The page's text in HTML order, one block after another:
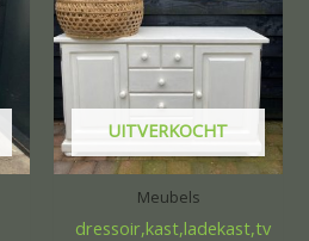
UITVERKOCHT
Meubels
dressoir,kast,ladekast,tv